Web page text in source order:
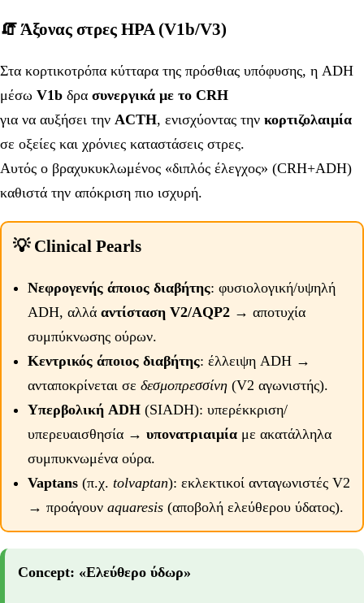
🧯 Άξονας στρες HPA (V1b/V3)
Στα κορτικοτρόπα κύτταρα της πρόσθιας υπόφυσης, η ADH
μέσω V1b δρα συνεργικά με το CRH
για να αυξήσει την ACTH, ενισχύοντας την κορτιζολαιμία
σε οξείες και χρόνιες καταστάσεις στρες.
Αυτός ο βραχυκυκλωμένος «διπλός έλεγχος» (CRH+ADH)
καθιστά την απόκριση πιο ισχυρή.
💡 Clinical Pearls
Νεφρογενής άποιος διαβήτης: φυσιολογική/υψηλή
ADH, αλλά αντίσταση V2/AQP2 → αποτυχία
συμπύκνωσης ούρων.
Κεντρικός άποιος διαβήτης: έλλειψη ADH →
ανταποκρίνεται σε δεσμοπρεσσίνη (V2 αγωνιστής).
Υπερβολική ADH (SIADH): υπερέκκριση/
υπερευαισθησία → υπονατριαιμία με ακατάλληλα
συμπυκνωμένα ούρα.
Vaptans (π.χ. tolvaptan): εκλεκτικοί ανταγωνιστές V2
→ προάγουν aquaresis (αποβολή ελεύθερου ύδατος).
Concept: «Ελεύθερο ύδωρ»